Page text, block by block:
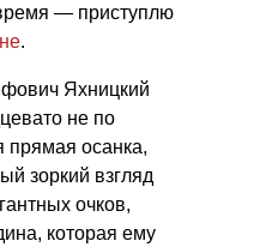
— приступлю
.
Яхницкий
не по
прямая осанка,
зоркий взгляд
очков,
которая ему